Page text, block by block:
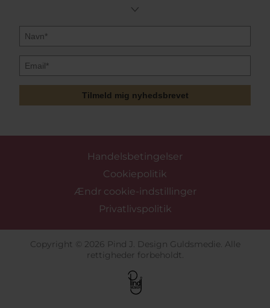
Tilmeld mig nyhedsbrevet
Handelsbetingelser
Cookiepolitik
Ændr cookie-indstillinger
Privatlivspolitik
Copyright © 2026 Pind J. Design Guldsmedie. Alle
rettigheder forbeholdt.